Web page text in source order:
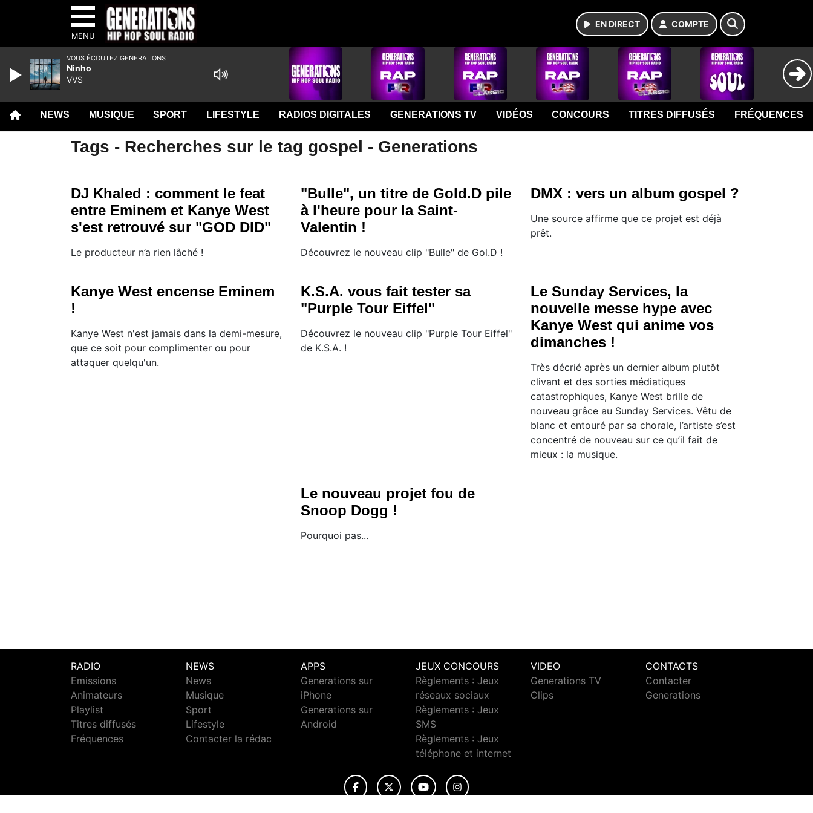
MENU
EN DIRECT COMPTE
NEWS MUSIQUE SPORT LIFESTYLE RADIOS DIGITALES GENERATIONS TV VIDÉOS CONCOURS TITRES DIFFUSÉS FRÉQUENCES
Tags - Recherches sur le tag gospel - Generations
DJ Khaled : comment le feat
entre Eminem et Kanye West
s'est retrouvé sur "GOD DID"
Le producteur n’a rien lâché !
"Bulle", un titre de Gold.D pile
à l'heure pour la Saint-
Valentin !
Découvrez le nouveau clip "Bulle" de Gol.D !
DMX : vers un album gospel ?
Une source affirme que ce projet est déjà
prêt.
Kanye West encense Eminem
!
Kanye West n'est jamais dans la demi-mesure,
que ce soit pour complimenter ou pour
attaquer quelqu'un.
K.S.A. vous fait tester sa
"Purple Tour Eiffel"
Découvrez le nouveau clip "Purple Tour Eiffel"
de K.S.A. !
Le Sunday Services, la
nouvelle messe hype avec
Kanye West qui anime vos
dimanches !
Très décrié après un dernier album plutôt
clivant et des sorties médiatiques
catastrophiques, Kanye West brille de
nouveau grâce au Sunday Services. Vêtu de
blanc et entouré par sa chorale, l’artiste s’est
concentré de nouveau sur ce qu’il fait de
mieux : la musique.
Le nouveau projet fou de
Snoop Dogg !
Pourquoi pas...
RADIO
Emissions
Animateurs
Playlist
Titres diffusés
Fréquences
NEWS
News
Musique
Sport
Lifestyle
Contacter la rédac
APPS
Generations sur
iPhone
Generations sur
Android
JEUX CONCOURS
Règlements : Jeux
réseaux sociaux
Règlements : Jeux
SMS
Règlements : Jeux
téléphone et internet
VIDEO
Generations TV
Clips
CONTACTS
Contacter
Generations
VOUS ÉCOUTEZ GENERATIONS
Ninho
VVS